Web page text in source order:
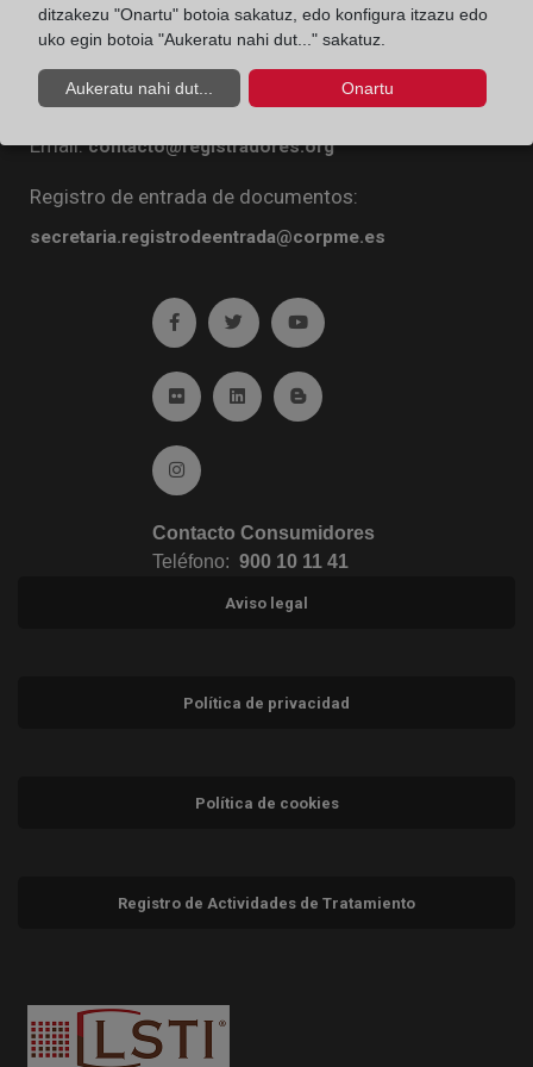
Diego de León, 21. 28006 Madrid
Teléfono:91 270 16 99
Fax:91 564 11 59
Email:contacto@registradores.org
Registro de entrada de documentos:
secretaria.registrodeentrada@corpme.es
Ir a facebook (abre en ventana nueva)
Ir a twitter (abre en ventana nueva)
Ir a YouTube (abre en
Ir a Flickr (abre en ventana nueva)
Ir a Linkedin (abre en ventana nueva)
Ir al Blog (abre en ventana
Ir a Instagram (abre en ventana nueva)
Contacto Consumidores
Teléfono: 900 10 11 41
Aviso legal
Política de privacidad
Política de cookies
Registro de Actividades de Tratamiento
ditzakezu "Onartu" botoia sakatuz, edo konfigura itzazu edo
uko egin botoia "Aukeratu nahi dut..." sakatuz.
Aukeratu nahi dut... Onartu